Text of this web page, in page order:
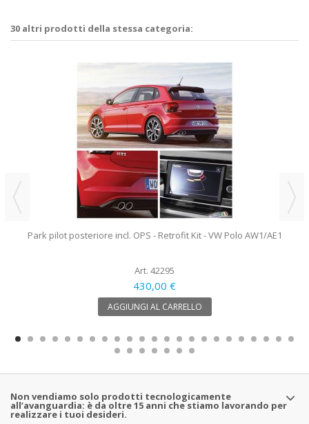
30 altri prodotti della stessa categoria:
Park pilot posteriore incl. OPS - Retrofit Kit - VW Polo AW1/AE1
Art. 42295
430,00 €
AGGIUNGI AL CARRELLO
Non vendiamo solo prodotti tecnologicamente
all’avanguardia: è da oltre 15 anni che stiamo lavorando per
realizzare i tuoi desideri.